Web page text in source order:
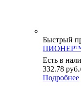
Быстрый
ПИОНЕР™
Есть в
332.78 руб.
Подробнее